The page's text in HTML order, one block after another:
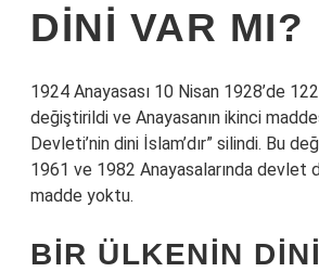
DINI VAR MI?
1924 Anayasası 10 Nisan 1928’de
değiştirildi ve Anayasanın ikinci
Devleti’nin dini İslam’dır” silindi. Bu
1961 ve 1982 Anayasalarında devlet
madde yoktu.
BIR ÜLKENIN